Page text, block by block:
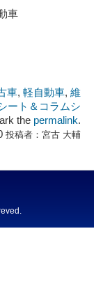
車
車,軽自動車,維
ート＆コラムシ
the permalink.
投稿者：宮古 大輔
Powered by DJCOM Inc.